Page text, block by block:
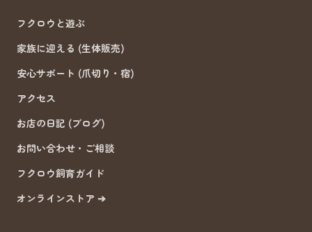
フクロウと遊ぶ
家族に迎える (生体販売)
安心サポート (爪切り・宿)
アクセス
お店の日記 (ブログ)
お問い合わせ・ご相談
フクロウ飼育ガイド
オンラインストア ➔